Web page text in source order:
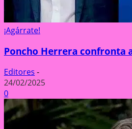
¡Agárrate!
Poncho Herrera confronta
Editores -
24/02/2025
0